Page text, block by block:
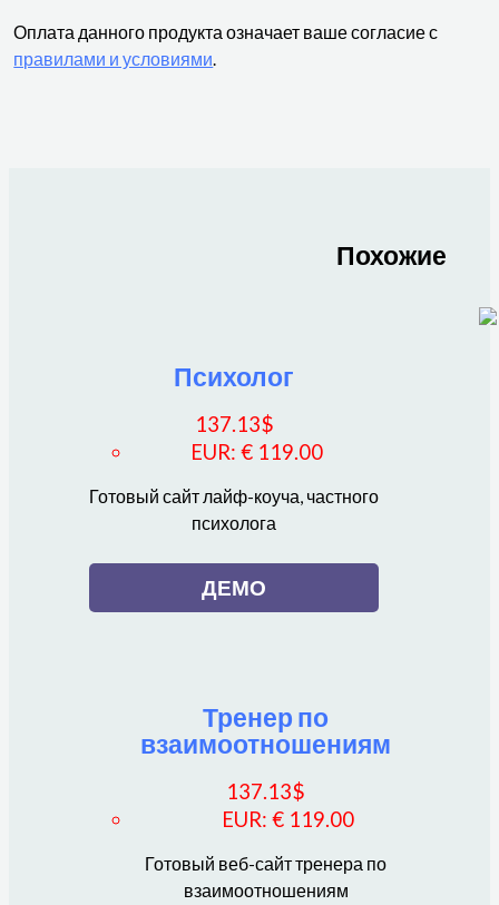
Оплата данного продукта означает ваше согласие с
правилами и условиями.
Похожие
Психолог
137.13$
EUR: € 119.00
Готовый сайт лайф-коуча, частного
психолога
ДЕМО
Тренер по
взаимоотношениям
137.13$
EUR:€ 119.00
Готовый веб-сайт тренера по
взаимоотношениям